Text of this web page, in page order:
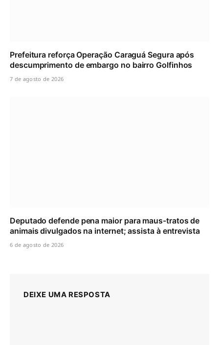
Prefeitura reforça Operação Caraguá Segura após
descumprimento de embargo no bairro Golfinhos
7 de agosto de 2026
Deputado defende pena maior para maus-tratos de
animais divulgados na internet; assista à entrevista
6 de agosto de 2026
DEIXE UMA RESPOSTA